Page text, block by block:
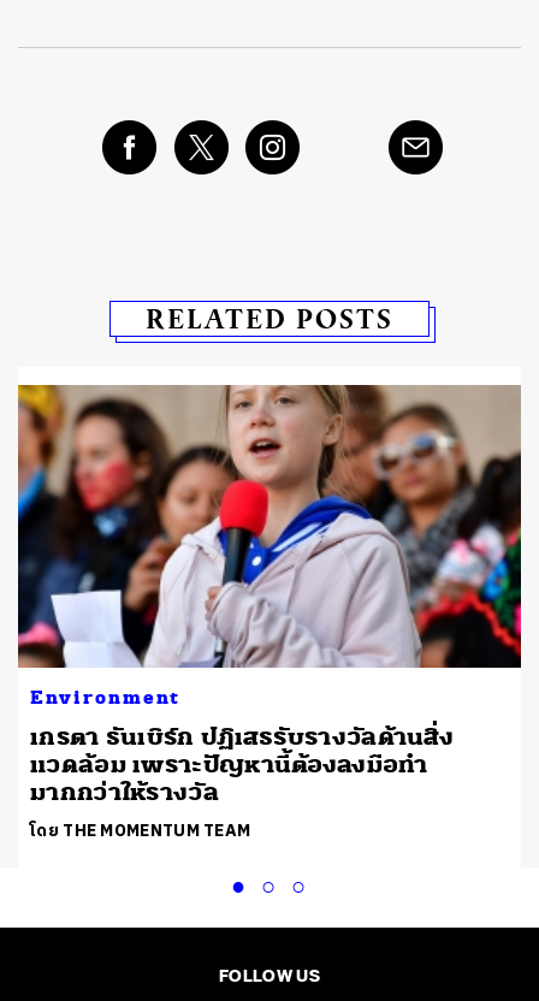
RELATED POSTS
Environment
เกรตา ธันเบิร์ก ปฏิเสธรับรางวัลด้านสิ่ง
แวดล้อม เพราะปัญหานี้ต้องลงมือทำ
มากกว่าให้รางวัล
โดย THE MOMENTUM TEAM
FOLLOW US